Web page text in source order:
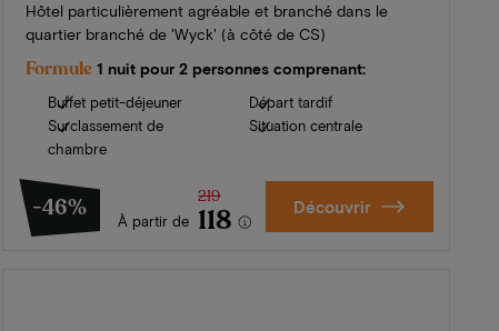
Hôtel particulièrement agréable et branché dans le
quartier branché de 'Wyck' (à côté de CS)
Formule 1 nuit pour 2 personnes comprenant:
Buffet petit-déjeuner
Surclassement de
chambre
Départ tardif
Situation centrale
-46% À partir de
219
118 Découvrir